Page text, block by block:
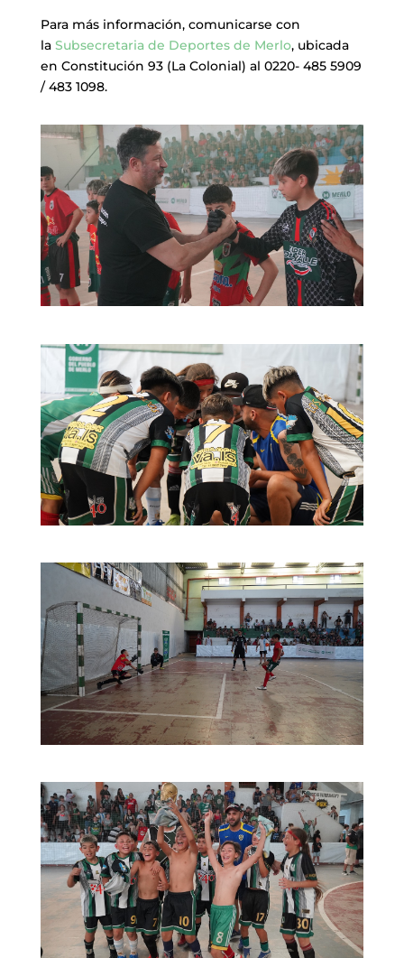
Para más información, comunicarse con
la Subsecretaria de Deportes de Merlo, ubicada
en Constitución 93 (La Colonial) al 0220- 485 5909
/ 483 1098.